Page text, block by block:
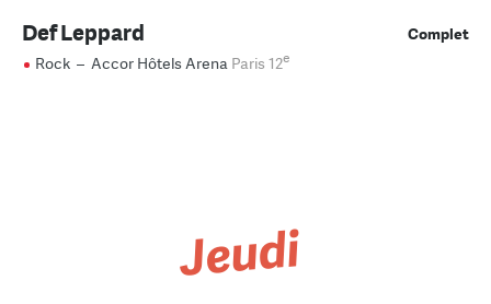
Complet
Def Leppard
Rock – Accor Hôtels Arena Paris 12e
Jeudi